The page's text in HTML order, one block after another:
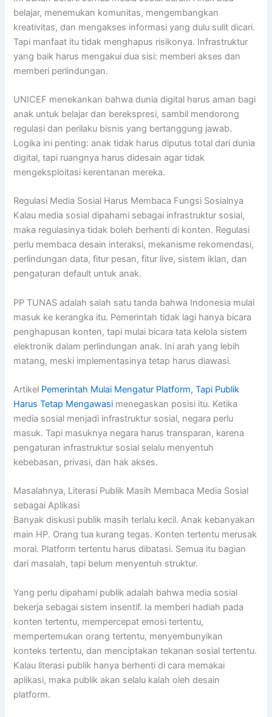
belajar, menemukan komunitas, mengembangkan
kreativitas, dan mengakses informasi yang dulu sulit dicari.
Tapi manfaat itu tidak menghapus risikonya. Infrastruktur
yang baik harus mengakui dua sisi: memberi akses dan
memberi perlindungan.
UNICEF menekankan bahwa dunia digital harus aman bagi
anak untuk belajar dan berekspresi, sambil mendorong
regulasi dan perilaku bisnis yang bertanggung jawab.
Logika ini penting: anak tidak harus diputus total dari dunia
digital, tapi ruangnya harus didesain agar tidak
mengeksploitasi kerentanan mereka.
Regulasi Media Sosial Harus Membaca Fungsi Sosialnya
Kalau media sosial dipahami sebagai infrastruktur sosial,
maka regulasinya tidak boleh berhenti di konten. Regulasi
perlu membaca desain interaksi, mekanisme rekomendasi,
perlindungan data, fitur pesan, fitur live, sistem iklan, dan
pengaturan default untuk anak.
PP TUNAS adalah salah satu tanda bahwa Indonesia mulai
masuk ke kerangka itu. Pemerintah tidak lagi hanya bicara
penghapusan konten, tapi mulai bicara tata kelola sistem
elektronik dalam perlindungan anak. Ini arah yang lebih
matang, meski implementasinya tetap harus diawasi.
Artikel Pemerintah Mulai Mengatur Platform, Tapi Publik
Harus Tetap Mengawasi menegaskan posisi itu. Ketika
media sosial menjadi infrastruktur sosial, negara perlu
masuk. Tapi masuknya negara harus transparan, karena
pengaturan infrastruktur sosial selalu menyentuh
kebebasan, privasi, dan hak akses.
Masalahnya, Literasi Publik Masih Membaca Media Sosial
sebagai Aplikasi
Banyak diskusi publik masih terlalu kecil. Anak kebanyakan
main HP. Orang tua kurang tegas. Konten tertentu merusak
moral. Platform tertentu harus dibatasi. Semua itu bagian
dari masalah, tapi belum menyentuh struktur.
Yang perlu dipahami publik adalah bahwa media sosial
bekerja sebagai sistem insentif. Ia memberi hadiah pada
konten tertentu, mempercepat emosi tertentu,
mempertemukan orang tertentu, menyembunyikan
konteks tertentu, dan menciptakan tekanan sosial tertentu.
Kalau literasi publik hanya berhenti di cara memakai
aplikasi, maka publik akan selalu kalah oleh desain
platform.